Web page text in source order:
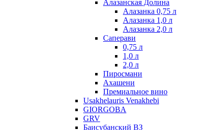
Алазанская Долина
Алазанка 0,75 л
Алазанка 1,0 л
Алазанка 2,0 л
Саперави
0,75 л
1,0 л
2,0 л
Пиросмани
Ахашени
Премиальное вино
Usakhelauris Venakhebi
GIORGOBA
GRV
Баисубанский ВЗ